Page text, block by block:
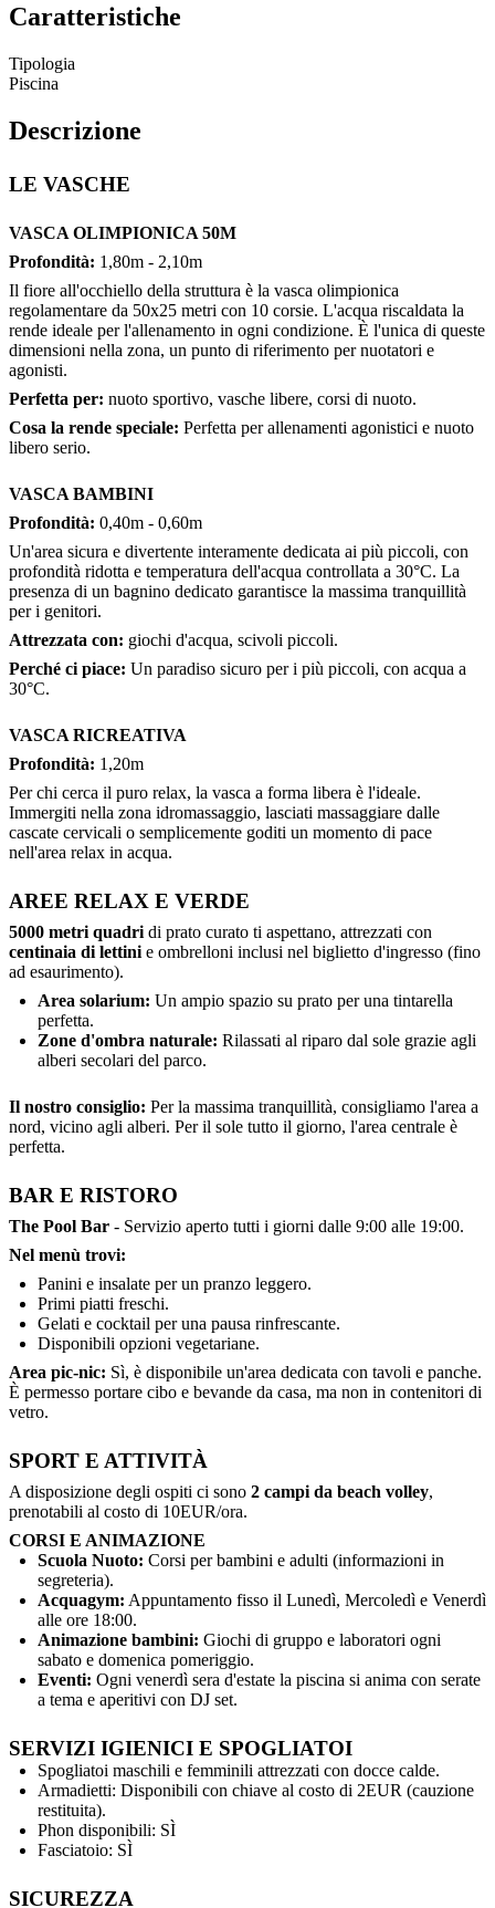
Caratteristiche
Tipologia
Piscina
Descrizione
LE VASCHE
VASCA OLIMPIONICA 50M
Profondità: 1,80m - 2,10m
Il fiore all'occhiello della struttura è la vasca olimpionica
regolamentare da 50x25 metri con 10 corsie. L'acqua riscaldata la
rende ideale per l'allenamento in ogni condizione. È l'unica di queste
dimensioni nella zona, un punto di riferimento per nuotatori e
agonisti.
Perfetta per: nuoto sportivo, vasche libere, corsi di nuoto.
Cosa la rende speciale: Perfetta per allenamenti agonistici e nuoto
libero serio.
VASCA BAMBINI
Profondità: 0,40m - 0,60m
Un'area sicura e divertente interamente dedicata ai più piccoli, con
profondità ridotta e temperatura dell'acqua controllata a 30°C. La
presenza di un bagnino dedicato garantisce la massima tranquillità
per i genitori.
Attrezzata con: giochi d'acqua, scivoli piccoli.
Perché ci piace: Un paradiso sicuro per i più piccoli, con acqua a
30°C.
VASCA RICREATIVA
Profondità: 1,20m
Per chi cerca il puro relax, la vasca a forma libera è l'ideale.
Immergiti nella zona idromassaggio, lasciati massaggiare dalle
cascate cervicali o semplicemente goditi un momento di pace
nell'area relax in acqua.
AREE RELAX E VERDE
5000 metri quadri di prato curato ti aspettano, attrezzati con
centinaia di lettini e ombrelloni inclusi nel biglietto d'ingresso (fino
ad esaurimento).
Area solarium: Un ampio spazio su prato per una tintarella
perfetta.
Zone d'ombra naturale: Rilassati al riparo dal sole grazie agli
alberi secolari del parco.
Il nostro consiglio: Per la massima tranquillità, consigliamo l'area a
nord, vicino agli alberi. Per il sole tutto il giorno, l'area centrale è
perfetta.
BAR E RISTORO
The Pool Bar - Servizio aperto tutti i giorni dalle 9:00 alle 19:00.
Nel menù trovi:
Panini e insalate per un pranzo leggero.
Primi piatti freschi.
Gelati e cocktail per una pausa rinfrescante.
Disponibili opzioni vegetariane.
Area pic-nic: Sì, è disponibile un'area dedicata con tavoli e panche.
È permesso portare cibo e bevande da casa, ma non in contenitori di
vetro.
SPORT E ATTIVITÀ
A disposizione degli ospiti ci sono 2 campi da beach volley,
prenotabili al costo di 10EUR/ora.
CORSI E ANIMAZIONE
Scuola Nuoto: Corsi per bambini e adulti (informazioni in
segreteria).
Acquagym: Appuntamento fisso il Lunedì, Mercoledì e Venerdì
alle ore 18:00.
Animazione bambini: Giochi di gruppo e laboratori ogni
sabato e domenica pomeriggio.
Eventi: Ogni venerdì sera d'estate la piscina si anima con serate
a tema e aperitivi con DJ set.
SERVIZI IGIENICI E SPOGLIATOI
Spogliatoi maschili e femminili attrezzati con docce calde.
Armadietti: Disponibili con chiave al costo di 2EUR (cauzione
restituita).
Phon disponibili: SÌ
Fasciatoio: SÌ
SICUREZZA